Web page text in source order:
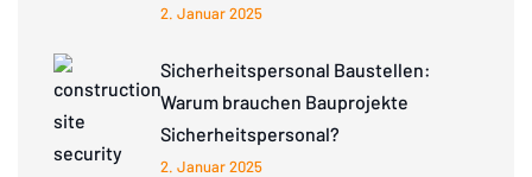
2. Januar 2025
Sicherheitspersonal Baustellen:
Warum brauchen Bauprojekte
Sicherheitspersonal?
2. Januar 2025